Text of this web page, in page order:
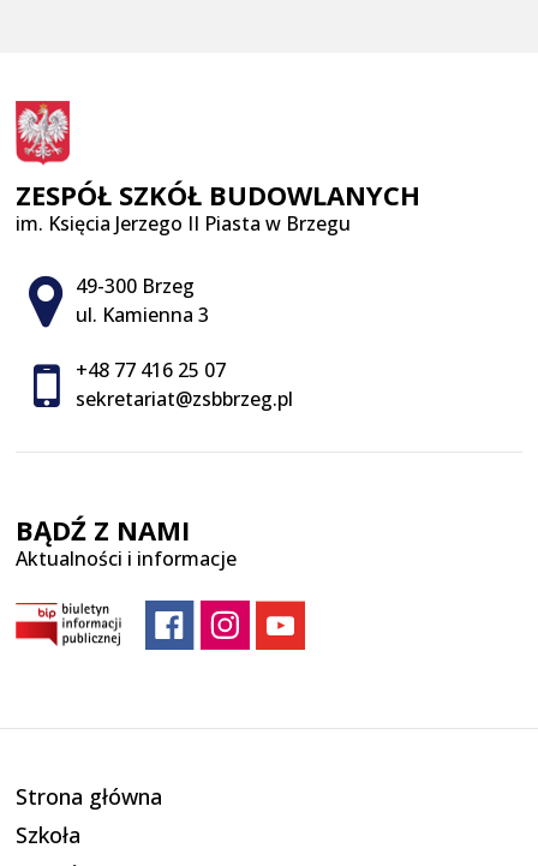
ZESPÓŁ SZKÓŁ BUDOWLANYCH
im. Księcia Jerzego II Piasta w Brzegu
Adres pocztowy:
49-300 Brzeg
ul. Kamienna 3
+48 77 416 25 07
sekretariat@zsbbrzeg.pl
BĄDŹ Z NAMI
Aktualności i informacje
Strona główna
Szkoła